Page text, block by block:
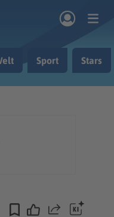
Sport Stars